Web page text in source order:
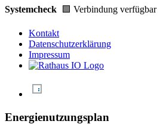
Systemcheck 🟩 Verbindung verfügbar
Kontakt
Datenschutzerklärung
Impressum
Energienutzungsplan